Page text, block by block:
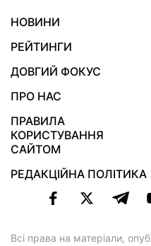
НОВИНИ
РЕЙТИНГИ
ДОВГИЙ ФОКУС
ПРО НАС
ПРАВИЛА
КОРИСТУВАННЯ
САЙТОМ
РЕДАКЦІЙНА ПОЛІТИКА
Всі права на матеріали,